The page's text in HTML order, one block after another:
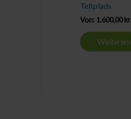
Teltplads
Von: 1.600,00kr.